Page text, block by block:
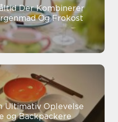
Der Kombinerer
Og Frokost
Ultimativ Oplevelse
og Backpackere